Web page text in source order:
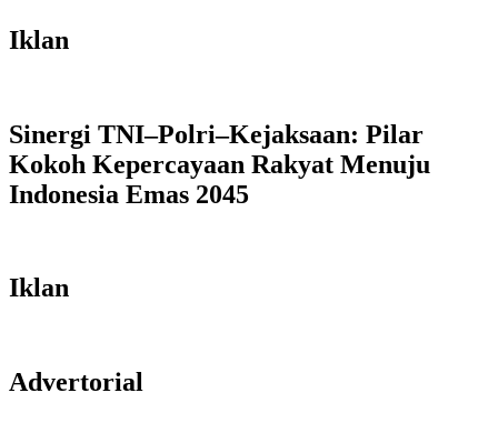
Iklan
Sinergi TNI–Polri–Kejaksaan: Pilar
Kokoh Kepercayaan Rakyat Menuju
Indonesia Emas 2045
Iklan
Advertorial